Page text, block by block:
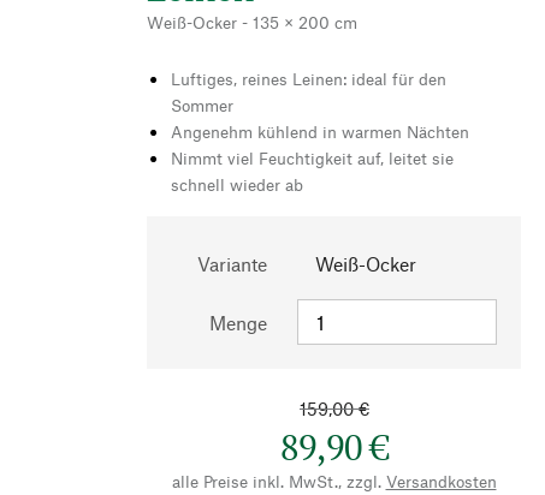
Weiß-Ocker - 135 × 200 cm
Luftiges, reines Leinen: ideal für den
Sommer
Angenehm kühlend in warmen Nächten
Nimmt viel Feuchtigkeit auf, leitet sie
schnell wieder ab
Variante Weiß-Ocker
Menge
159,00 €
89,90 €
alle Preise inkl. MwSt., zzgl. Versandkosten